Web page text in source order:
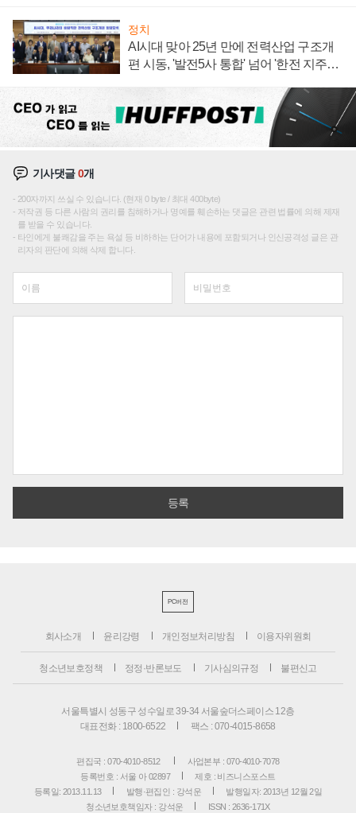
정치
AI시대 맞아 25년 만에 전력산업 구조개
편 시동, '발전5사 통합' 넘어 '한전 지주사'
기사댓글0개
200자까지 쓰실 수 있습니다. (현재 0 byte / 최대 400byte)
저작권 등 다른 사람의 권리를 침해하거나 명예를 훼손하는 댓글은 관련 법률에 의해 제재
를 받을 수 있습니다.
타인에게 불쾌감을 주는 욕설 등 비하하는 단어가 내용에 포함되거나 인신공격성 글은 관
리자의 판단에 의해 삭제 합니다.
PC버전
회사소개 윤리강령 개인정보처리방침 이용자위원회
청소년보호정책 정정·반론보도 기사심의규정 불편신고
서울특별시 성동구 성수일로 39-34 서울숲더스페이스 12층
대표전화 : 1800-6522
팩스 : 070-4015-8658
편집국 : 070-4010-8512
사업본부 : 070-4010-7078
등록번호 : 서울 아 02897
제호 : 비즈니스포스트
등록일: 2013.11.13
발행·편집인 : 강석운
발행일자: 2013년 12월 2일
청소년보호책임자 : 강석운
ISSN : 2636-171X